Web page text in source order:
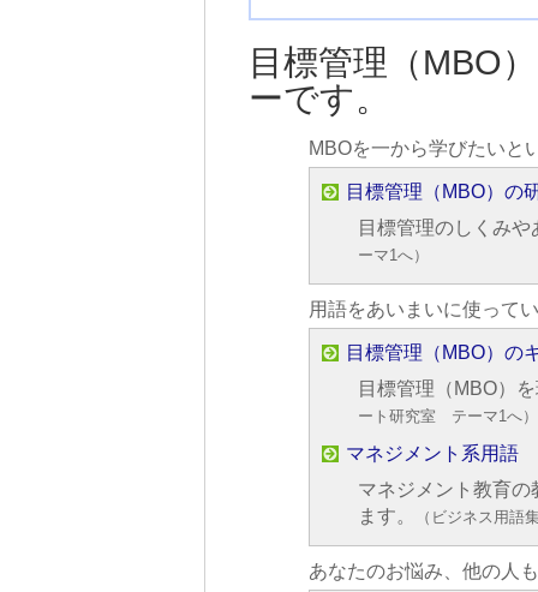
目標管理（MBO
ーです。
MBOを一から学びたい
目標管理（MBO）の
目標管理のしくみ
ーマ1へ）
用語をあいまいに使っ
目標管理（MBO）の
目標管理（MBO）
ート研究室 テーマ1へ）
マネジメント系用語
マネジメント教育
ます。
（ビジネス用
あなたのお悩み、他の人